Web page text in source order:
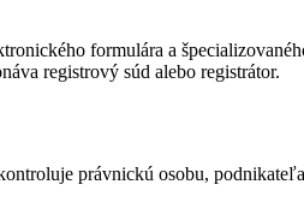
formulára a
registrový súd alebo registrátor.
právnickú osobu,